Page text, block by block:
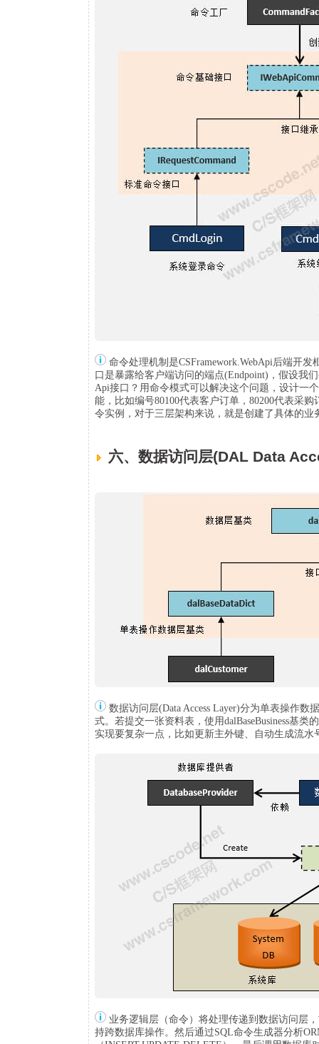
命令处理机制是CSFramework.WebApi后端开
口是暴露给客户端访问的端点(Endpoint)，假设我
Api接口？用命令模式可以解决这个问题，设计一
能，比如编号80100代表客户订单，80200代表采
令实例，对于三层架构来说，就是创建了具体的业
六、数据访问层(DAL Data
数据访问层(Data Access Layer)分为单表操作
式。若提交一张资料表，使用dalBaseBusiness基类
实现要复杂一点，比如更新主外键、自动生成流水
业务逻辑层（命令）将处理传递到数据访问层
持跨数据库操作。然后通过SQL命令生成器分析